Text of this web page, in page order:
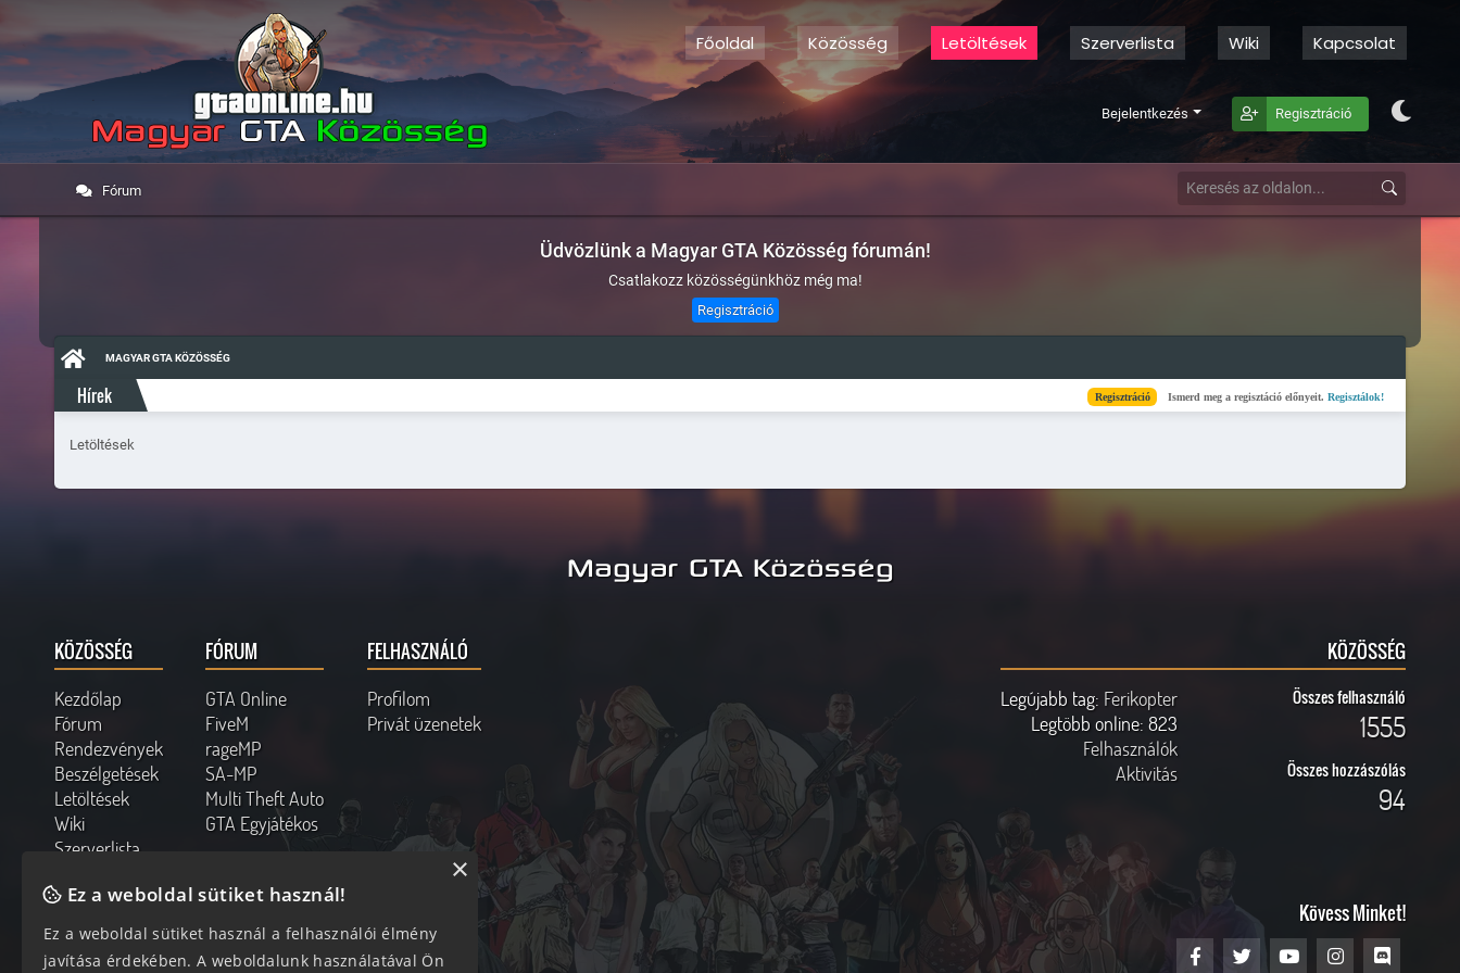
Főoldal Közösség Letöltések Szerverlista Wiki Kapcsolat
Bejelentkezés Regisztráció
Fórum
Üdvözlünk a Magyar GTA Közösség fórumán!
Csatlakozz közösségünkhöz még ma!
Regisztráció
MAGYAR GTA KÖZÖSSÉG
Hírek Regisztráció Ismerd meg a regisztáció előnyeit.Regisztálok!
Letöltések
Magyar GTA Közösség
KÖZÖSSÉG
Kezdőlap
Fórum
Rendezvények
Beszélgetések
Letöltések
Wiki
Szerverlista
FÓRUM
GTA Online
FiveM
rageMP
SA-MP
Multi Theft Auto
GTA Egyjátékos
FELHASZNÁLÓ
Profilom
Privát üzenetek
KÖZÖSSÉG
Legújabb tag: Ferikopter
Legtöbb online: 823
Felhasználók
Aktivitás
Összes felhasználó
1555
Összes hozzászólás
94
Online felhasználók
342 vendég, 0 tag
Kövess Minket!
Ez a weboldal sütiket használ!
Ez a weboldal sütiket használ a felhasználói élmény
javítása érdekében. A weboldalunk használatával Ön
×